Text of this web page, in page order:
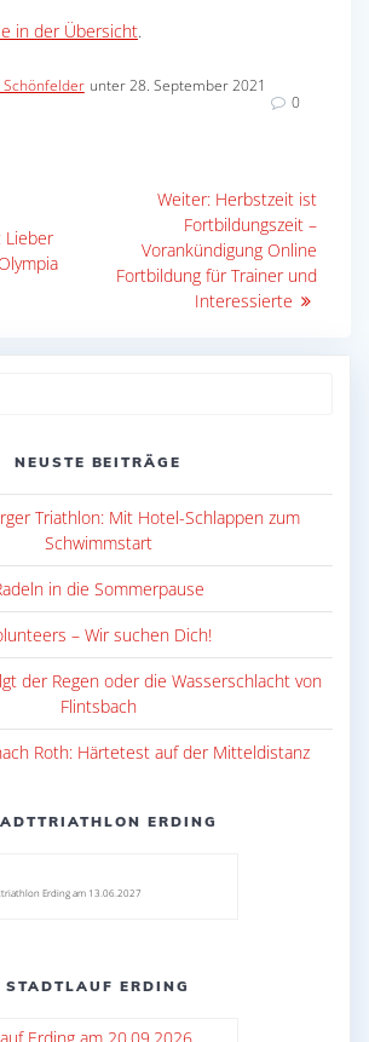
in der Übersicht.
Schönfelder unter 28. September 2021
0
Vorheriger
Beitrag:
Lieber
Weiter: Nächster
Beitrag:
Herbstzeit ist
Fortbildungszeit –
Vorankündigung Online
Fortbildung für Trainer und
Interessierte
NEUSTE BEITRÄGE
Triathlon: Mit Hotel-Schlappen zum
Schwimmstart
in die Sommerpause
– Wir suchen Dich!
der Regen oder die Wasserschlacht von
Flintsbach
Roth: Härtetest auf der Mitteldistanz
ERDING
Erding am 13.06.2027
STADTLAUF ERDING